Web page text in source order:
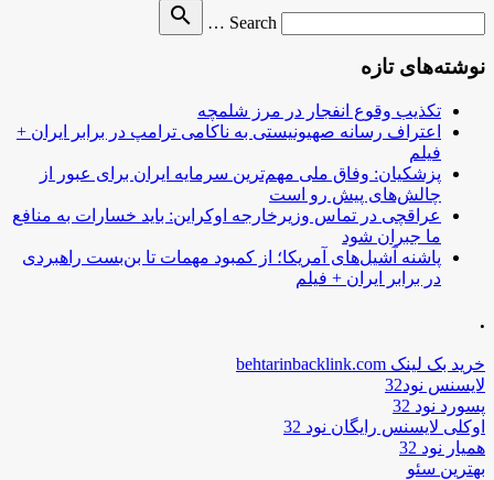
Search …
search
نوشته‌های تازه
تکذیب وقوع انفجار در مرز شلمچه
اعتراف رسانه صهیونیستی به ناکامی ترامپ در برابر ایران +
فیلم
پزشکیان: وفاق ملی مهم‌ترین سرمایه ایران برای عبور از
چالش‌های پیش رو است
عراقچی در تماس وزیرخارجه اوکراین: باید خسارات به منافع
ما جبران شود
پاشنه آشیل‌های آمریکا؛ از کمبود مهمات تا بن‌بست راهبردی
در برابر ایران + فیلم
.
خرید بک لینک behtarinbacklink.com
لایسنس نود32
پسورد نود 32
اوکلی لایسنس رایگان نود 32
همیار نود 32
بهترین سئو